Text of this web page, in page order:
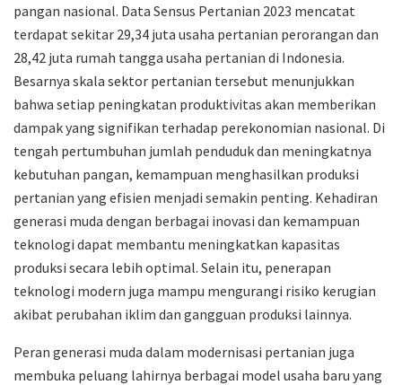
pangan nasional. Data Sensus Pertanian 2023 mencatat
terdapat sekitar 29,34 juta usaha pertanian perorangan dan
28,42 juta rumah tangga usaha pertanian di Indonesia.
Besarnya skala sektor pertanian tersebut menunjukkan
bahwa setiap peningkatan produktivitas akan memberikan
dampak yang signifikan terhadap perekonomian nasional. Di
tengah pertumbuhan jumlah penduduk dan meningkatnya
kebutuhan pangan, kemampuan menghasilkan produksi
pertanian yang efisien menjadi semakin penting. Kehadiran
generasi muda dengan berbagai inovasi dan kemampuan
teknologi dapat membantu meningkatkan kapasitas
produksi secara lebih optimal. Selain itu, penerapan
teknologi modern juga mampu mengurangi risiko kerugian
akibat perubahan iklim dan gangguan produksi lainnya.
Peran generasi muda dalam modernisasi pertanian juga
membuka peluang lahirnya berbagai model usaha baru yang